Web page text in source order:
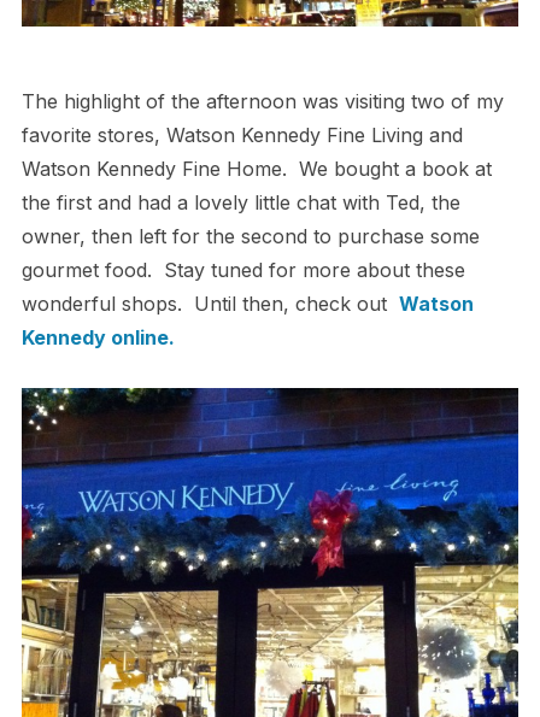
The highlight of the afternoon was visiting two of my
favorite stores, Watson Kennedy Fine Living and
Watson Kennedy Fine Home. We bought a book at
the first and had a lovely little chat with Ted, the
owner, then left for the second to purchase some
gourmet food. Stay tuned for more about these
wonderful shops. Until then, check out Watson
Kennedy online.